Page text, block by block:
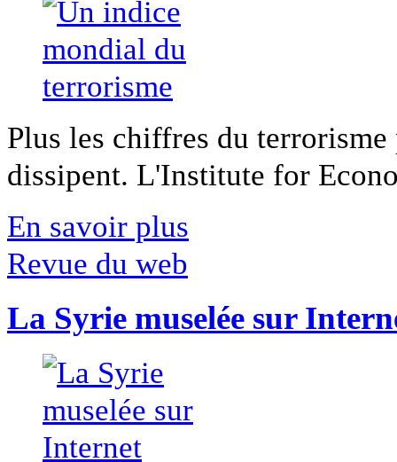
Plus les chiffres du
dissipent. L'Institute for
En savoir plus
Revue du web
La Syrie muselée sur